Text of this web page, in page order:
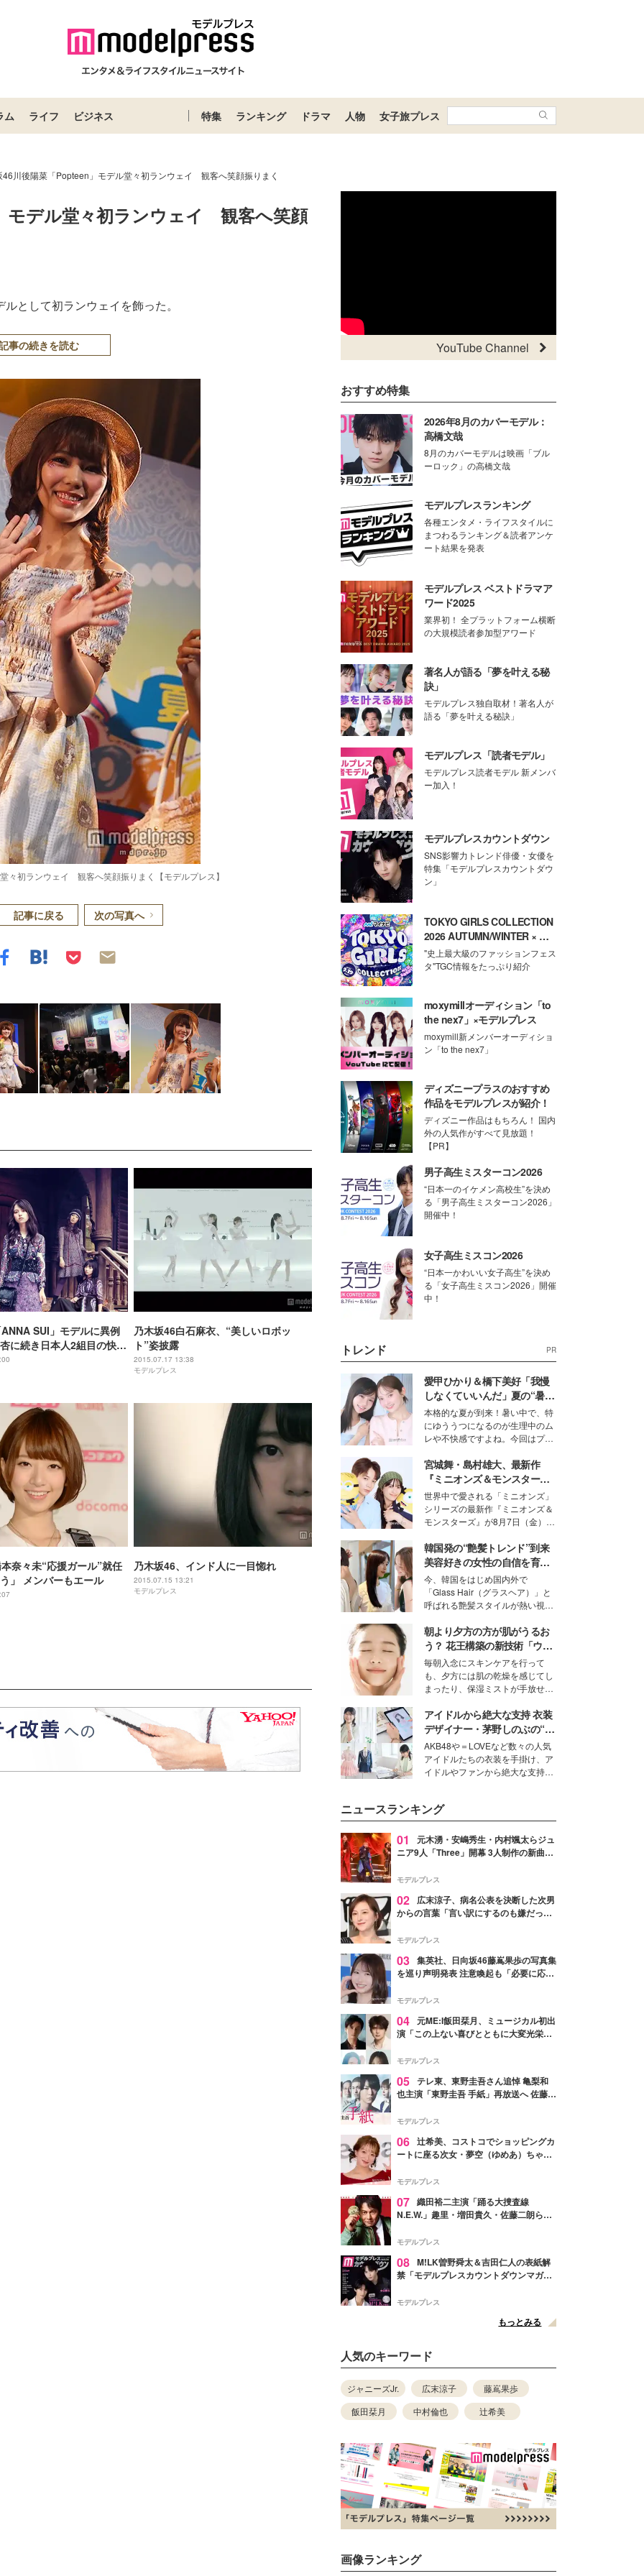
ム ライフ ビジネス 特集 ランキング ドラマ 人物 女子旅プレス
46川後陽菜「Popteen」モデル堂々初ランウェイ 観客へ笑顔振りまく
デル堂々初ランウェイ　観客へ笑顔
として初ランウェイを飾った。
事の続きを読む
々初ランウェイ 観客へ笑顔振りまく【モデルプレス】
記事に戻る 次の写真へ
SUI」モデルに異例
に続き日本人2組目の快挙
着＞
乃木坂46白石麻衣、“美しいロボッ
ト”姿披露
2015.07.17 13:38
モデルプレス
奈々未“応援ガール”就任
」 メンバーもエール
乃木坂46、インド人に一目惚れ
2015.07.15 13:21
モデルプレス
YouTube Channel
おすすめ特集
2026年8月のカバーモデル：
高橋文哉
8月のカバーモデルは映画「ブル
ーロック」の高橋文哉
モデルプレスランキング
各種エンタメ・ライフスタイルに
まつわるランキング＆読者アンケ
ート結果を発表
モデルプレス ベストドラマア
ワード2025
業界初！ 全プラットフォーム横断
の大規模読者参加型アワード
著名人が語る「夢を叶える秘
訣」
モデルプレス独自取材！著名人が
語る「夢を叶える秘訣」
モデルプレス「読者モデル」
モデルプレス読者モデル 新メンバ
ー加入！
モデルプレスカウントダウン
SNS影響力トレンド俳優・女優を
特集「モデルプレスカウントダウ
ン」
TOKYO GIRLS COLLECTION
2026 AUTUMN/WINTER × モ
デルプレス
"史上最大級のファッションフェス
タ"TGC情報をたっぷり紹介
moxymillオーディション「to
the nex7」×モデルプレス
moxymill新メンバーオーディショ
ン「to the nex7」
ディズニープラスのおすすめ
作品をモデルプレスが紹介！
ディズニー作品はもちろん！ 国内
外の人気作がすべて見放題！
【PR】
男子高生ミスターコン2026
“日本一のイケメン高校生”を決め
る「男子高生ミスターコン2026」
開催中！
女子高生ミスコン2026
“日本一かわいい女子高生”を決め
る「女子高生ミスコン2026」開催
中！
トレンド PR
愛甲ひかり＆橋下美好「我慢
しなくていいんだ」夏の“暑さ
対策”の新しい選択肢とは？
本格的な夏が到来！暑い中で、特
にゆううつになるのが生理中のム
レや不快感ですよね。今回はプラ
モデル・愛甲ひかりさんと橋下美
好さんを迎えて本音で女子会トー
ク。猛暑のお出かけを快適に過ご
すヒントや、2人が感動した夏の
生理の新常識にも迫りました。
宮城舞・島村雄大、最新作
『ミニオンズ＆モンスター
ズ』の魅力熱弁 ハチャメチャ
だけじゃない“友情と絆”に感
動
世界中で愛される「ミニオンズ」
シリーズの最新作『ミニオンズ＆
モンスターズ』が8月7日（金）に
ニオン好き”という共通点を持つモ
デルの宮城舞と島村雄大の特別対
談をお届け！それぞれの視点か
ら、今作ならではの魅力や予想外
の感動をもたらす奥深いストーリ
ーについて熱く語り合ってもらっ
た。
韓国発の“艶髪トレンド”到来
美容好きの女性の自信を育む
「ヘアケア事情」って？
今、韓国をはじめ国内外で
「Glass Hair（グラスヘア）」と
呼ばれる艶髪スタイルが熱い視線
ションの完成度を高めるベースと
して、“髪そのものの美しさ”に改
めて注目する人が増えている様
子。今回は、そんな憧れの艶やか
な髪を日常で叶える、美容好きの
女性たちのヘアケア事情を紹介し
ます。
朝より夕方の方が肌がうるお
う？ 花王構築の新技術「ウォ
ーターキャプチャリングスキ
ン（捕水肌）」がスキンケア
の常識を変える予感
毎朝入念にスキンケアを行って
も、夕方には肌の乾燥を感じてし
まったり、保湿ミストが手放せな
な美容の常識を大きく変える可能
性を秘めた、革新的な「Water
Capturing Skin（ウォーターキャ
プチャリングスキン：捕水肌）」
技術を、花王が構築した。
アイドルから絶大な支持 衣装
デザイナー・茅野しのぶの“可
愛い”を作る美学＜「シチズン
クロスシー」インタビュー＞
AKB48や＝LOVEなど数々の人気
アイドルたちの衣装を手掛け、ア
イドルやファンから絶大な支持を
ター・茅野しのぶ。一人ひとりの
個性に寄り添い、魅力を引き出す
衣装作りは、多くの女性たちに勇
気と自信を与え続けている。
ニュースランキング
01
元木湧・安嶋秀生・内村颯太らジュ
ニア9人「Three」開幕 3人制作の新曲＆
進んで夢を掴みたい」【ゲネプロレポ】
モデルプレス
02
広末涼子、病名公表を決断した次男
からの言葉「言い訳にするのも嫌だっ
モデルプレス
03 集英社、日向坂46藤嶌果歩の写真集
を巡り声明発表 注意喚起も「必要に応じ
モデルプレス
04 元ME:I飯田栞月、ミュージカル初出
演「この上ない喜びとともに大変光栄」
ャスト発表
モデルプレス
05 テレ東、東野圭吾さん追悼 亀梨和
也主演「東野圭吾 手紙」再放送へ 佐藤隆
モデルプレス
06 辻希美、コストコでショッピングカ
ートに座る次女・夢空（ゆめあ）ちゃん
ぎ」「成長を感じる」の声
モデルプレス
07 織田裕二主演「踊る大捜査線
N.E.W.」趣里・増田貴久・佐藤二朗ら新
徴する“謎のキーワード”も
モデルプレス
08 M!LK曽野舜太＆吉田仁人の表紙解
禁「モデルプレスカウントダウンマガジ
モデルプレス
もっとみる
人気のキーワード
ジャニーズJr. 広末涼子
藤嶌果歩
飯田栞月
中村倫也 辻希美
画像ランキング